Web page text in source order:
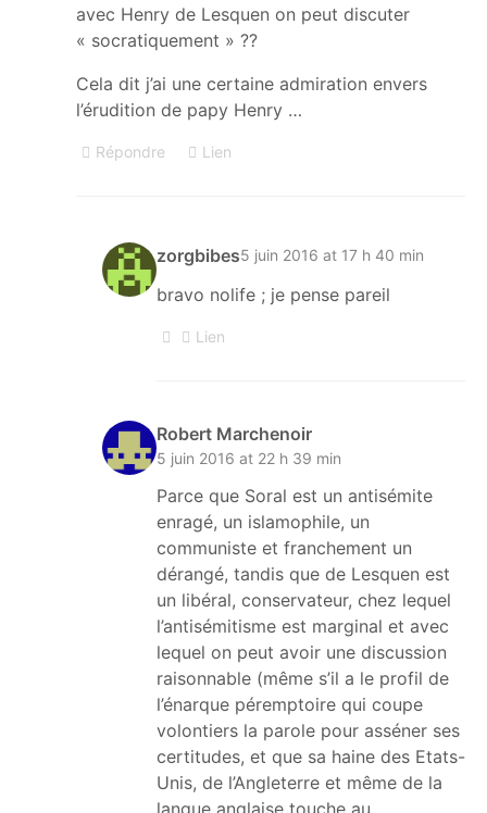
avec Henry de Lesquen on peut discuter
« socratiquement » ??
Cela dit j’ai une certaine admiration envers
l’érudition de papy Henry …
Répondre Lien
zorgbibes5 juin 2016 at 17 h 40 min
bravo nolife ; je pense pareil
Lien
Robert Marchenoir
5 juin 2016 at 22 h 39 min
Parce que Soral est un antisémite
enragé, un islamophile, un
communiste et franchement un
dérangé, tandis que de Lesquen est
un libéral, conservateur, chez lequel
l’antisémitisme est marginal et avec
lequel on peut avoir une discussion
raisonnable (même s’il a le profil de
l’énarque péremptoire qui coupe
volontiers la parole pour asséner ses
certitudes, et que sa haine des Etats-
Unis, de l’Angleterre et même de la
langue anglaise touche au